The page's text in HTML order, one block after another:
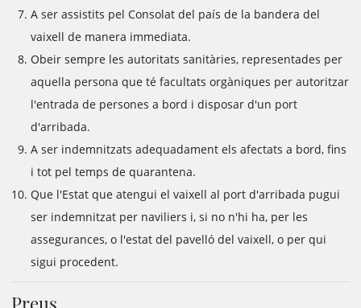
A ser assistits pel Consolat del país de la bandera del
vaixell de manera immediata.
Obeir sempre les autoritats sanitàries, representades per
aquella persona que té facultats orgàniques per autoritzar
l'entrada de persones a bord i disposar d'un port
d'arribada.
A ser indemnitzats adequadament els afectats a bord, fins
i tot pel temps de quarantena.
Que l'Estat que atengui el vaixell al port d'arribada pugui
ser indemnitzat per naviliers i, si no n'hi ha, per les
assegurances, o l'estat del pavelló del vaixell, o per qui
sigui procedent.
Preus